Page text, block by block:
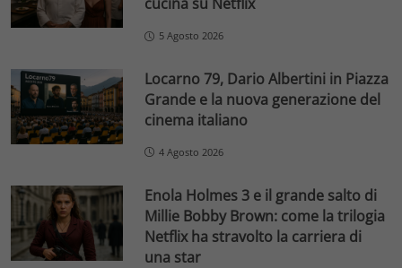
5 Agosto 2026
Locarno 79, Dario Albertini in Piazza
Grande e la nuova generazione del
cinema italiano
4 Agosto 2026
Enola Holmes 3 e il grande salto di
Millie Bobby Brown: come la trilogia
Netflix ha stravolto la carriera di
una star